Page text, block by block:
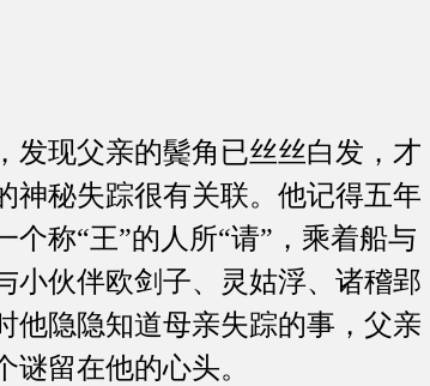
现父亲的鬓角已丝丝白发，才
神秘失踪很有关联。他记得五年
称“王”的人所“请”，乘着船与
小伙伴欧剑子、灵姑浮、诸稽郢
他隐隐知道母亲失踪的事，父亲
留在他的心头。